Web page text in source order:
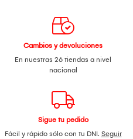
Cambios y devoluciones
En nuestras 26 tiendas a nivel
nacional
Sigue tu pedido
Fácil y rápido sólo con tu DNI. Seguir